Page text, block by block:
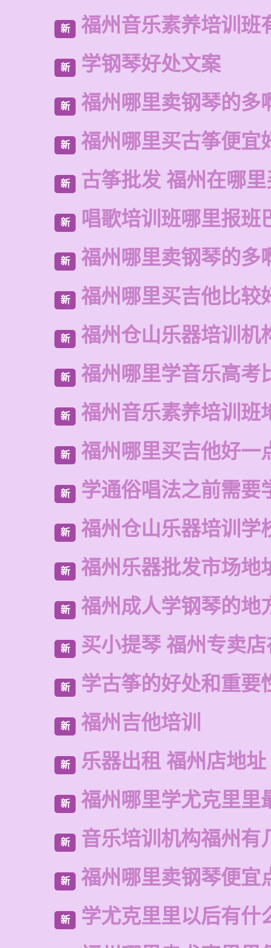
新 福州音乐素养培训班
新 学钢琴好处文案
新 福州哪里卖钢琴的多
新 福州哪里买古筝便宜
新 古筝批发 福州在哪
新 唱歌培训班哪里报班
新 福州哪里卖钢琴的多
新 福州哪里买吉他比较
新 福州仓山乐器培训机
新 福州哪里学音乐高考
新 福州音乐素养培训班
新 福州哪里买吉他好一
新 学通俗唱法之前需要
新 福州仓山乐器培训学
新 福州乐器批发市场地
新 福州成人学钢琴的地
新 买小提琴 福州专卖
新 学古筝的好处和重要
新 福州吉他培训
新 乐器出租 福州店地址
新 福州哪里学尤克里里
新 音乐培训机构福州有
新 福州哪里卖钢琴便宜
新
学尤克里里以后有什